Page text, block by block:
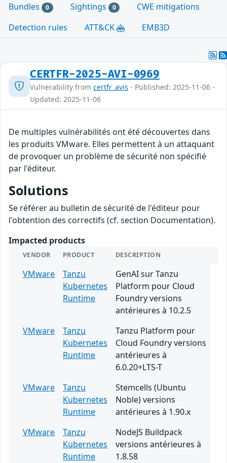
Bundles 0 Sightings 0
CWE mitigations
Detection rules
ATT&CK EMB3D
CERTFR-2025-AVI-0969
Vulnerability from certfr_avis - Published: 2025-11-06 -
Updated: 2025-11-06
De multiples vulnérabilités ont été découvertes dans
les produits VMware. Elles permettent à un attaquant
de provoquer un problème de sécurité non spécifié
par l'éditeur.
Solutions
Se référer au bulletin de sécurité de l'éditeur pour
l'obtention des correctifs (cf. section Documentation).
Impacted products
VENDOR PRODUCT DESCRIPTION
VMware
Tanzu
Kubernetes
Runtime
GenAI sur Tanzu
Platform pour Cloud
Foundry versions
antérieures à 10.2.5
VMware
Tanzu
Kubernetes
Runtime
Tanzu Platform pour
Cloud Foundry versions
antérieures à
6.0.20+LTS-T
VMware
Tanzu
Kubernetes
Runtime
Stemcells (Ubuntu
Noble) versions
antérieures à 1.90.x
VMware
Tanzu
Kubernetes
Runtime
NodeJS Buildpack
versions antérieures à
1.8.58